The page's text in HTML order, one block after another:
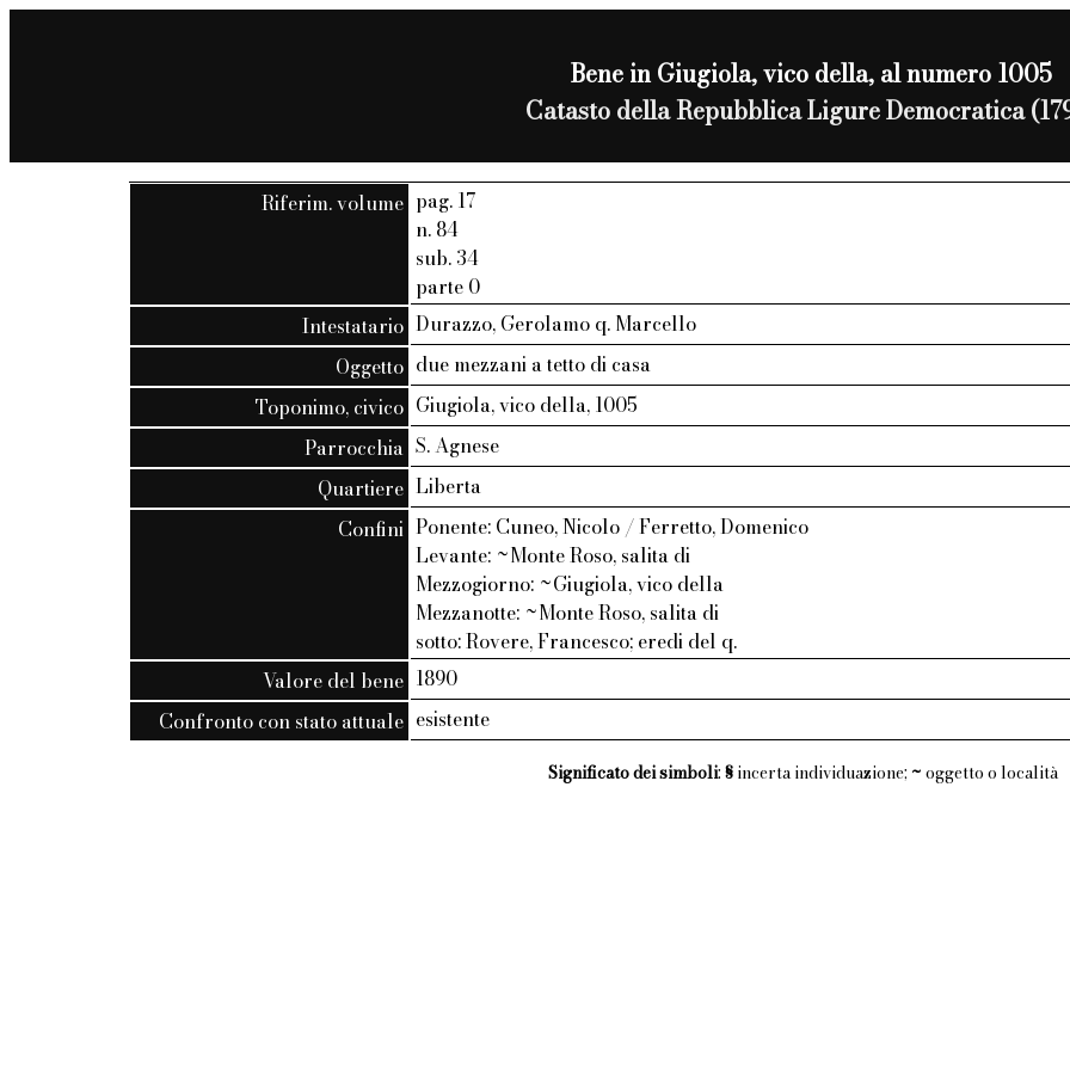
Bene in Giugiola, vico della, al numero 1005
Catasto della Repubblica Ligure Democratica
Riferim. volume pag. 17
n. 84
sub. 34
parte 0
Intestatario Durazzo, Gerolamo q. Marcello
Oggetto due mezzani a tetto di casa
Toponimo, civico Giugiola, vico della, 1005
Parrocchia S. Agnese
Quartiere Liberta
Confini Ponente: Cuneo, Nicolo / Ferretto, Domenico
Levante: ~Monte Roso, salita di
Mezzogiorno: ~Giugiola, vico della
Mezzanotte: ~Monte Roso, salita di
sotto: Rovere, Francesco; eredi del q.
Valore del bene 1890
Confronto con stato attuale esistente
Significato dei simboli: §incerta individuazione; ~ oggetto o località